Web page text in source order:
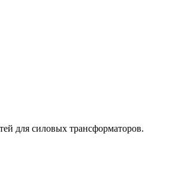
для силовых трансформаторов.